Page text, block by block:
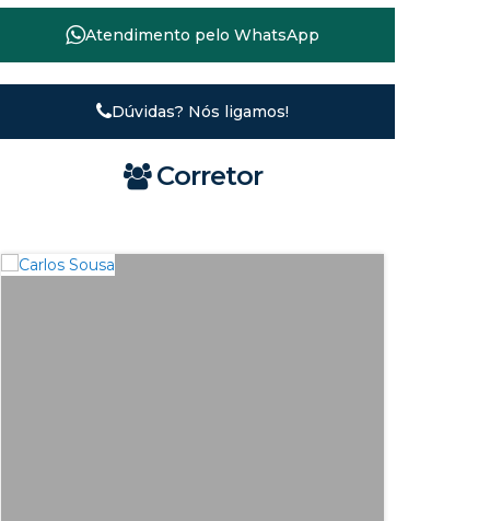
Atendimento pelo WhatsApp
Dúvidas? Nós ligamos!
Corretor